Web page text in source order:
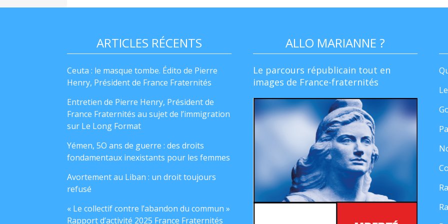
ARTICLES RÉCENTS
Ceuta : le masque tombe. Édito de Pierre
Henry, Président de France Fraternités
Entretien de Pierre Henry, Président de
France Fraternités au sujet de l’immigration
sur Le Long Format
Yémen, 5O ans de guerre : des droits
fondamentaux inexistants pour les femmes
Avortement au Liban : un droit toujours
refusé
« Le collectif contre l’abandon du commun »
Rapport d’activité 2025 France Fraternités
ALLO MARIANNE ?
Le parcours républicain tout en
images de France-fraternités